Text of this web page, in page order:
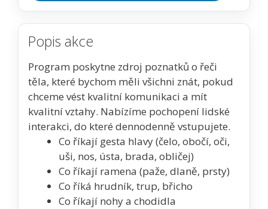
Popis akce
Program poskytne zdroj poznatků o řeči
těla, které bychom měli všichni znát, pokud
chceme vést kvalitní komunikaci a mít
kvalitní vztahy. Nabízíme pochopení lidské
interakci, do které dennodenně vstupujete.
Co říkají gesta hlavy (čelo, obočí, oči,
uši, nos, ústa, brada, obličej)
Co říkají ramena (paže, dlaně, prsty)
Co říká hrudník, trup, břicho
Co říkají nohy a chodidla